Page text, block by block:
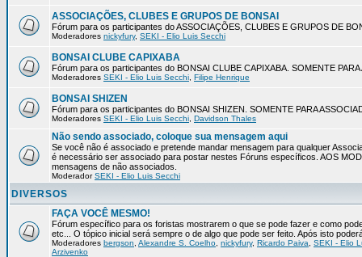
ASSOCIAÇÕES, CLUBES E GRUPOS DE BONSAI
Fórum para os participantes do ASSOCIAÇÕES, CLUBES E GRUPOS DE
Moderadores nickyfury, SEKI - Elio Luis Secchi
BONSAI CLUBE CAPIXABA
Fórum para os participantes do BONSAI CLUBE CAPIXABA. SOMENTE
Moderadores SEKI - Elio Luis Secchi Filipe Henrique
BONSAI SHIZEN
Fórum para os participantes do BONSAI SHIZEN. SOMENTE PARA
Moderadores SEKI - Elio Luis Secchi Davidson Thales
Não sendo associado, coloque sua mensagem aqui
Se você não é associado e pretende mandar mensagem para qualquer
é necessário ser associado para postar nestes Fóruns específicos. AOS
mensagens de não associados.
ModeradorSEKI - Elio Luis Secchi
DIVERSOS
FAÇA VOCÊ MESMO!
Fórum específico para os foristas mostrarem o que se pode fazer e como
etc... O tópico inicial será sempre o de algo que pode ser feito. Após isto
Moderadores bergson Alexandre S. Coelho nickyfury, Ricardo Paiva
SEKI - Elio
Arzivenko